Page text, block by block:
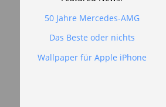
50 Jahre Mercedes-AMG
Das Beste oder nichts
Wallpaper für Apple iPhone